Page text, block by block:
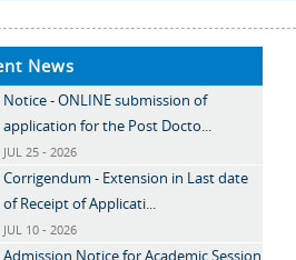
News
Notice - ONLINE submission of
application for the Post Docto...
JUL 25 - 2026
Corrigendum - Extension in Last date
of Receipt of Applicati...
JUL 10 - 2026
Admission Notice for Academic Session